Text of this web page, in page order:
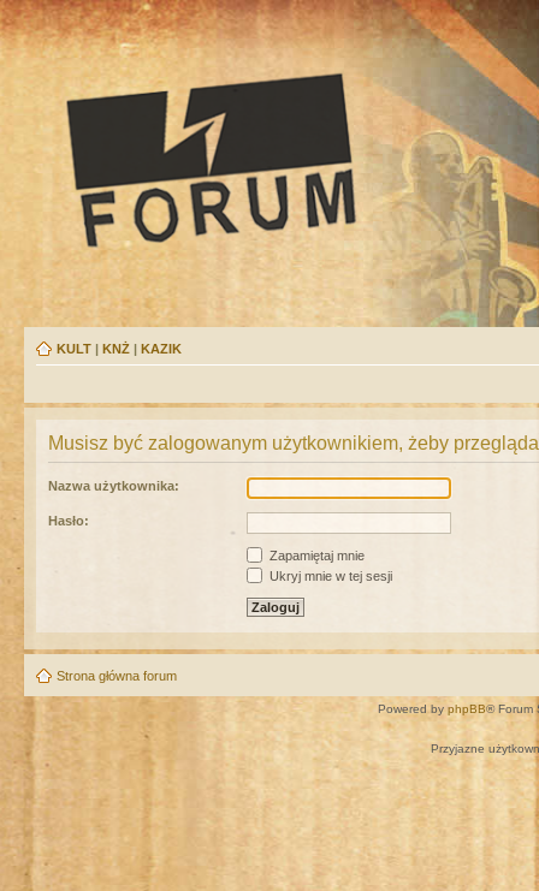
KULT | KNŻ | KAZIK
Musisz być zalogowanym użytkownikiem, żeby
Nazwa użytkownika:
Hasło:
Zapamiętaj mnie
Ukryj mnie w tej sesji
Strona główna forum
Powered by phpBB® Forum
Przyjazne